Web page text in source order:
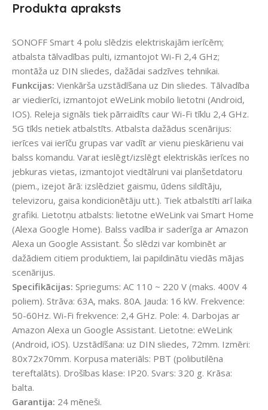
Produkta apraksts
SONOFF Smart 4 polu slēdzis elektriskajām ierīcēm;
atbalsta tālvadības pulti, izmantojot Wi-Fi 2,4 GHz;
montāža uz DIN sliedes, dažādai sadzīves tehnikai.
Funkcijas: Vienkārša uzstādīšana uz Din sliedes. Tālvadība
ar viedierīci, izmantojot eWeLink mobilo lietotni (Android,
IOS). Releja signāls tiek pārraidīts caur Wi-Fi tīklu 2,4 GHz.
5G tīkls netiek atbalstīts. Atbalsta dažādus scenārijus:
ierīces vai ierīču grupas var vadīt ar vienu pieskārienu vai
balss komandu. Varat ieslēgt/izslēgt elektriskās ierīces no
jebkuras vietas, izmantojot viedtālruni vai planšetdatoru
(piem., izejot ārā: izslēdziet gaismu, ūdens sildītāju,
televizoru, gaisa kondicionētāju utt.). Tiek atbalstīti arī laika
grafiki. Lietotņu atbalsts: lietotne eWeLink vai Smart Home
(Alexa Google Home). Balss vadība ir saderīga ar Amazon
Alexa un Google Assistant. Šo slēdzi var kombinēt ar
dažādiem citiem produktiem, lai papildinātu viedās mājas
scenārijus.
Specifikācijas: Spriegums: AC 110 ~ 220 V (maks. 400V 4
poliem). Strāva: 63A, maks. 80A. Jauda: 16 kW. Frekvence:
50-60Hz. Wi-Fi frekvence: 2,4 GHz. Pole: 4. Darbojas ar
Amazon Alexa un Google Assistant. Lietotne: eWeLink
(Android, iOS). Uzstādīšana: uz DIN sliedes, 72mm. Izmēri:
80x72x70mm. Korpusa materiāls: PBT (polibutilēna
tereftalāts). Drošības klase: IP20. Svars: 320 g. Krāsa:
balta.
Garantija: 24 mēneši.